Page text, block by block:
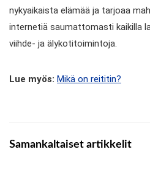
nykyaikaista elämää ja tarjoaa
internetiä saumattomasti kaikilla
viihde- ja älykotitoimintoja.
Lue myös: Mikä on reititin?
Samankaltaiset artikkelit